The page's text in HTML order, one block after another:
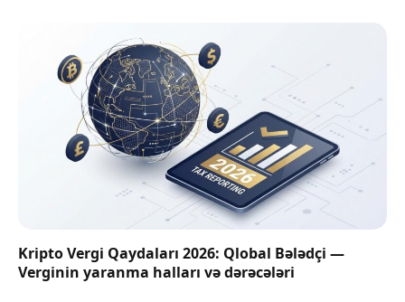
Kripto Vergi Qaydaları 2026: Qlobal Bələdçi —
Verginin yaranma halları və dərəcələri